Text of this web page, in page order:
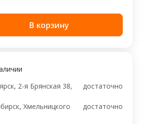
В корзину
2-я Брянская 38,
достаточно
Хмельницкого
достаточно